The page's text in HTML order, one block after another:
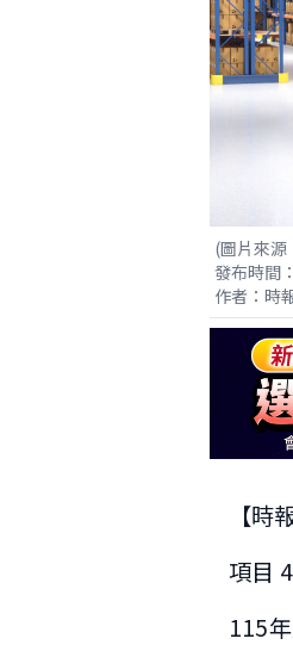
(圖片來
發布時間
作者：時
【
項目
115